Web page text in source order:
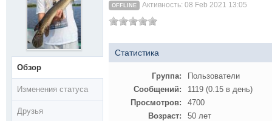
Обзор
Изменения статуса
Друзья
OFFLINE Активность: 08 Feb 2021 13:05
Статистика
Группа:
Пользователи
Сообщений:
1119 (0.15 в день)
Просмотров:
4700
Возраст:
50 лет